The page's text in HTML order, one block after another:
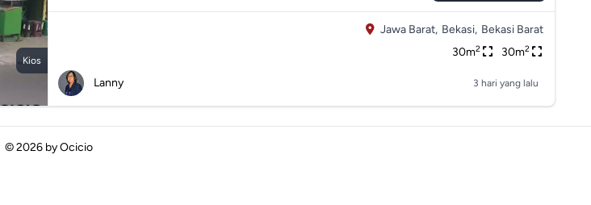
Kios
Jawa Barat, Bekasi, Bekasi Barat
30m2 30m2
Lanny 3 hari yang lalu
© 2026 byOcicio